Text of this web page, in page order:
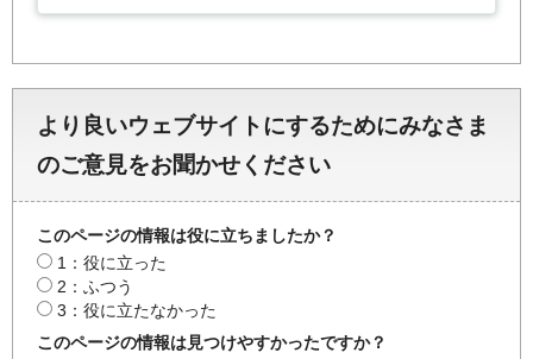
より良いウェブサイトにするためにみなさま
のご意見をお聞かせください
このページの情報は役に立ちましたか？
1：役に立った
2：ふつう
3：役に立たなかった
このページの情報は見つけやすかったですか？